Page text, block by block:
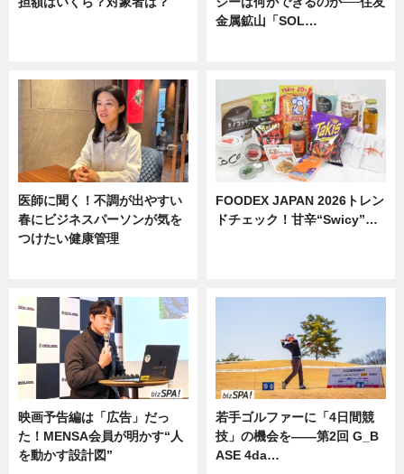
金属鉱山「SOL…
医師に聞く！不調が出やすい
春にビジネスパーソンが気を
つけたい健康管理
FOODEX JAPAN 2026トレン
ドチェック！甘辛“Swicy”…
映画予告編は「広告」だっ
た！MENSA会員が明かす“人
を動かす設計図”
若手ゴルファーに「4日間競
技」の機会を——第2回 G_B
ASE 4da…